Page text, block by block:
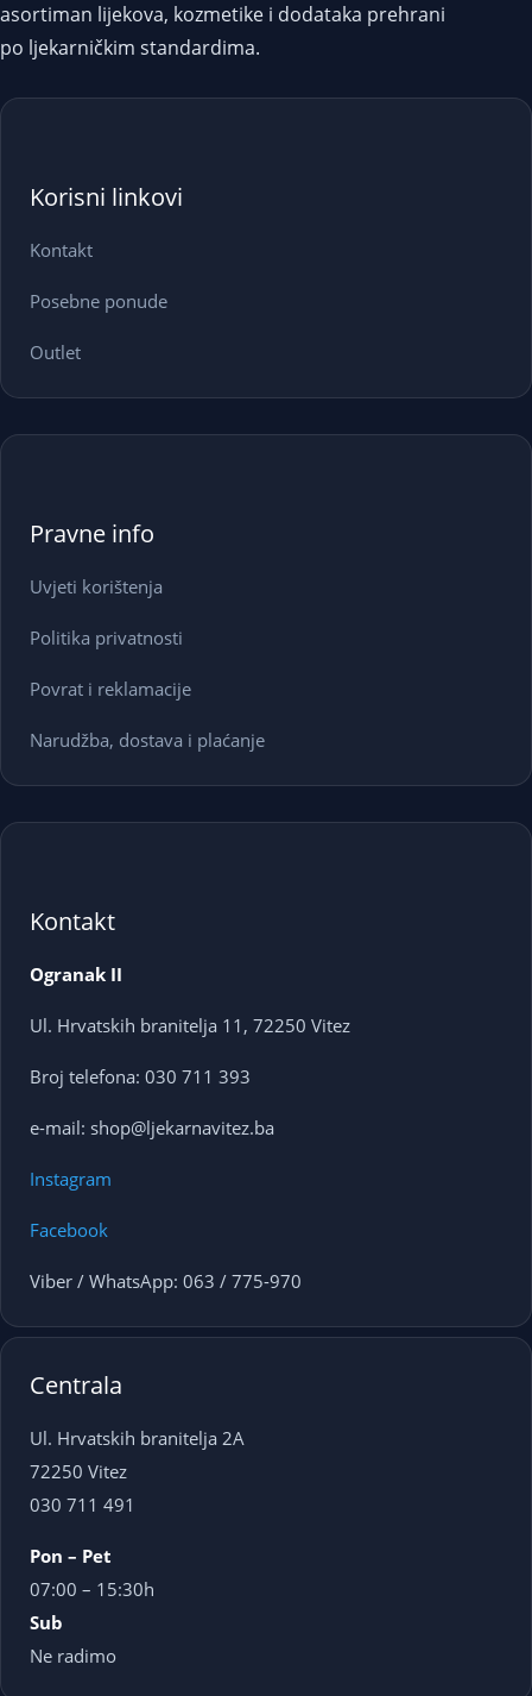
asortiman lijekova, kozmetike i dodataka prehrani
po ljekarničkim standardima.
Korisni linkovi
Kontakt
Posebne ponude
Outlet
Pravne info
Uvjeti korištenja
Politika privatnosti
Povrat i reklamacije
Narudžba, dostava i plaćanje
Kontakt
Ogranak II
Ul. Hrvatskih branitelja 11, 72250 Vitez
Broj telefona: 030 711 393
e-mail: shop@ljekarnavitez.ba
Instagram
Facebook
Viber / WhatsApp: 063 / 775-970
Centrala
Ul. Hrvatskih branitelja 2A
72250 Vitez
030 711 491
Pon – Pet
07:00 – 15:30h
Sub
Ne radimo